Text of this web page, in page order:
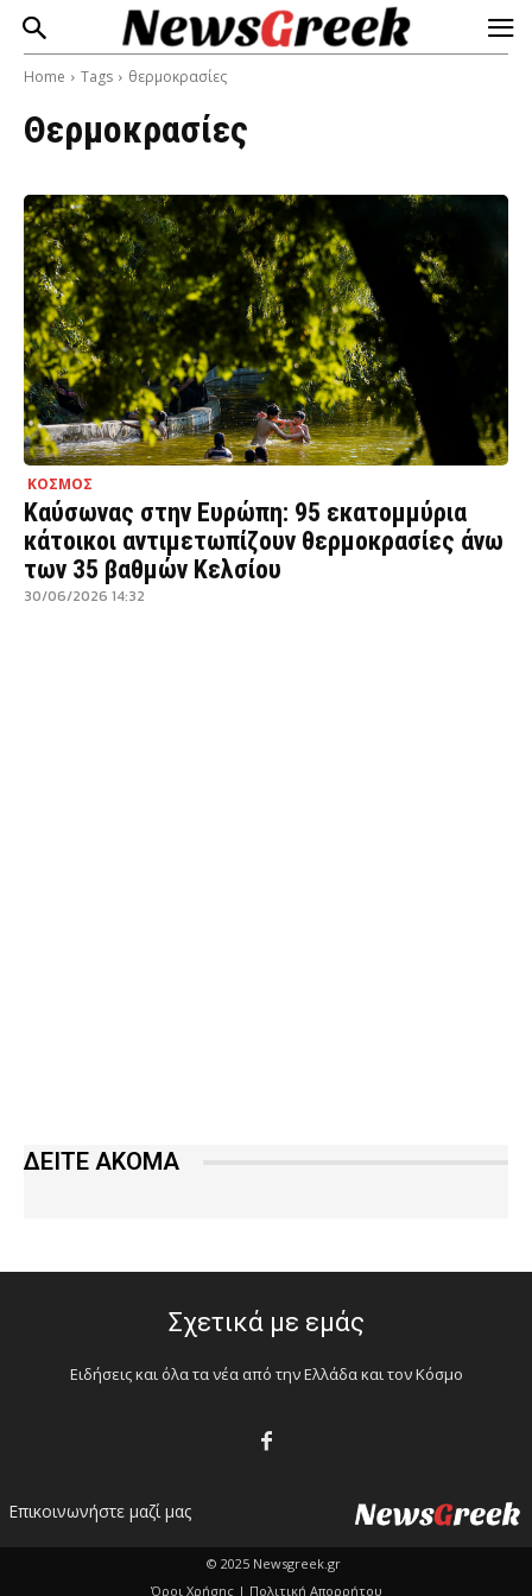
Home Tags θερμοκρασίες
Θερμοκρασίες
ΚΟΣΜΟΣ
Καύσωνας στην Ευρώπη: 95 εκατομμύρια
κάτοικοι αντιμετωπίζουν θερμοκρασίες άνω
των 35 βαθμών Κελσίου
30/06/2026 14:32
ΔΕΙΤΕ ΑΚΟΜΑ
Σχετικά με εμάς
Ειδήσεις και όλα τα νέα από την Ελλάδα και τον Κόσμο
Επικοινωνήστε μαζί μας
© 2025 Newsgreek.gr
Όροι Χρήσης | Πολιτική Απορρήτου